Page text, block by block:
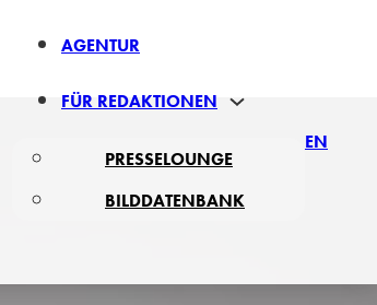
AGENTUR
FÜR REDAKTIONEN
PRESSELOUNGE
BILDDATENBANK
EN